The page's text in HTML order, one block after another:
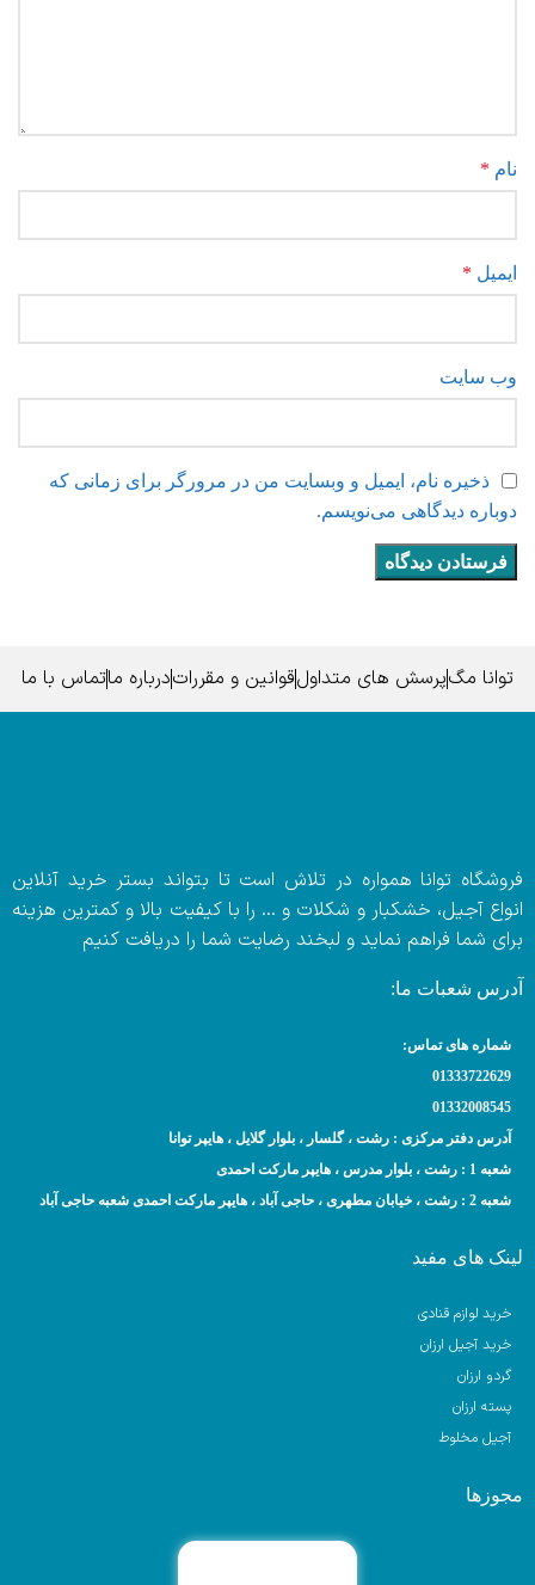
نام *
ایمیل *
وب‌ سایت
ذخیره نام، ایمیل و وبسایت من در مرورگر برای زمانی که
دوباره دیدگاهی می‌نویسم.
توانا مگپرسش های متداولقوانین و مقرراتدرباره ماتماس با ما
فروشگاه توانا همواره در تلاش است تا بتواند بستر خرید آنلاین
انواع آجیل، خشکبار و شکلات و … را با کیفیت بالا و کمترین هزینه
برای شما فراهم نماید و لبخند رضایت شما را دریافت کنیم
آدرس شعبات ما:
شماره های تماس:
01333722629
01332008545
آدرس دفتر مرکزی : رشت ، گلسار ، بلوار گلایل ، هایپر توانا
شعبه 1 : رشت ، بلوار مدرس ، هایپر مارکت احمدی
شعبه 2 : رشت ، خیابان مطهری ، حاجی آباد ، هایپر مارکت احمدی شعبه حاجی آباد
لینک های مفید
خرید لوازم قنادی
خرید آجیل ارزان
گردو ارزان
پسته ارزان
آجیل مخلوط
مجوزها